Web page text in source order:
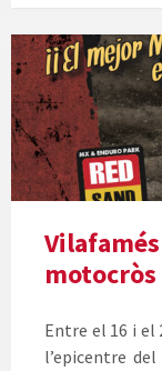
motocròs
Entre el 16 i el
l’epicentre